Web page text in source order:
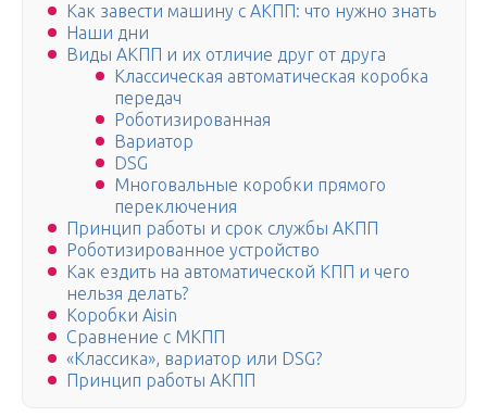
Как завести машину с АКПП: что нужно знать
Наши дни
Виды АКПП и их отличие друг от друга
Классическая автоматическая коробка
передач
Роботизированная
Вариатор
DSG
Многовальные коробки прямого
переключения
Принцип работы и срок службы АКПП
Роботизированное устройство
Как ездить на автоматической КПП и чего
нельзя делать?
Коробки Aisin
Сравнение с МКПП
«Классика», вариатор или DSG?
Принцип работы АКПП